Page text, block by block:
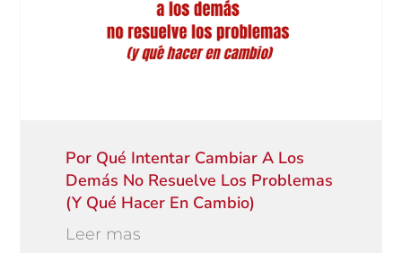
Por Qué Intentar Cambiar A Los
Demás No Resuelve Los Problemas
(y Qué Hacer En Cambio)
Leer mas